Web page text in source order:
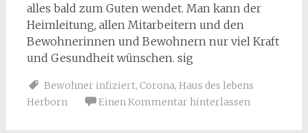
alles bald zum Guten wendet. Man kann der
Heimleitung, allen Mitarbeitern und den
Bewohnerinnen und Bewohnern nur viel Kraft
und Gesundheit wünschen. sig
Bewohner infiziert, Corona, Haus des lebens
Herborn
Einen Kommentar hinterlassen